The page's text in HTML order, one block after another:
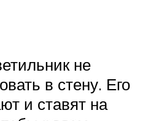
не
в стену. Его
и ставят на